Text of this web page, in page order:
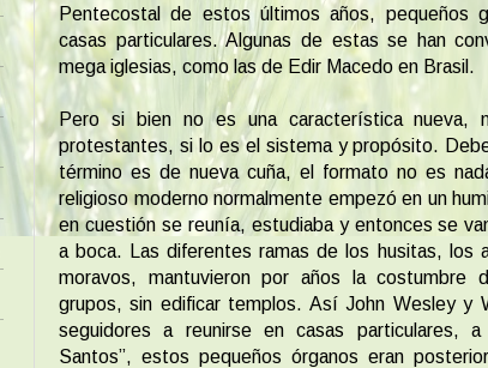
Pentecostal de estos últimos años, pequeños
casas particulares. Algunas de estas se han
mega iglesias, como las de Edir Macedo en Brasil.
Pero si bien no es una característica nueva,
protestantes, si lo es el sistema y propósito.
término es de nueva cuña, el formato no es
religioso moderno normalmente empezó en un
en cuestión se reunía, estudiaba y entonces se
a boca. Las diferentes ramas de los husitas, los
moravos, mantuvieron por años la costumbre
grupos, sin edificar templos. Así John Wesley y
seguidores a reunirse en casas particulares,
Santos”, estos pequeños órganos eran